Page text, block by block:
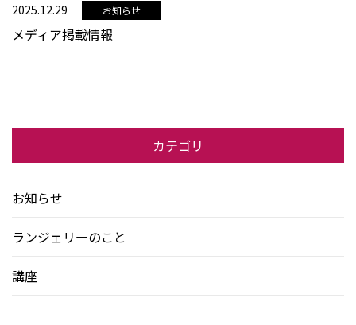
2025.12.29 お知らせ
メディア掲載情報
カテゴリ
お知らせ
ランジェリーのこと
講座